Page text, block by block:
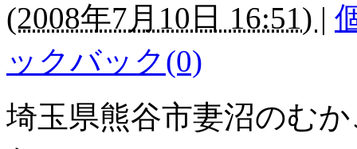
(2008年7月10日 16:51) |
ックバック(0)
埼玉県熊谷市妻沼のむ